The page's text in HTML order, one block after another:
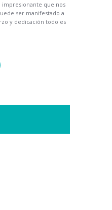
impresionante que nos
ser manifestado a
y dedicación todo es